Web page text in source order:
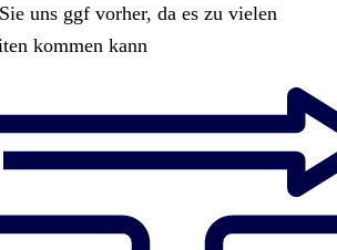
uns ggf vorher, da es zu vielen
kommen kann